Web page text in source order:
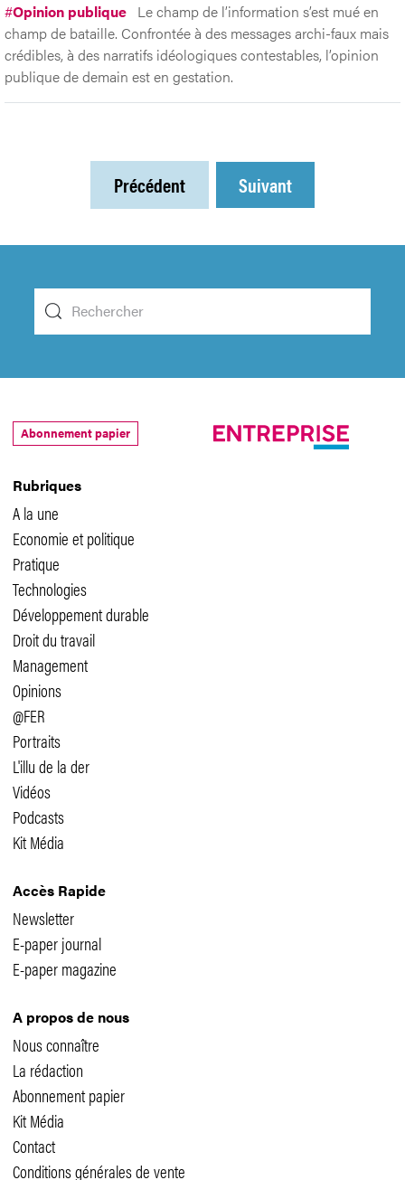
#Opinion publique Le champ de l’information s’est mué en
champ de bataille. Confrontée à des messages archi-faux mais
crédibles, à des narratifs idéologiques contestables, l’opinion
publique de demain est en gestation.
Précédent Suivant
Rubriques
A la une
Economie et politique
Pratique
Technologies
Développement durable
Droit du travail
Management
Opinions
@FER
Portraits
L'illu de la der
Vidéos
Podcasts
Kit Média
Accès Rapide
Newsletter
E-paper journal
E-paper magazine
A propos de nous
Nous connaître
La rédaction
Abonnement papier
Kit Média
Contact
Conditions générales de vente
Abonnement papier